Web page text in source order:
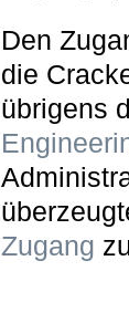
Den
die
übrigens
Zugang